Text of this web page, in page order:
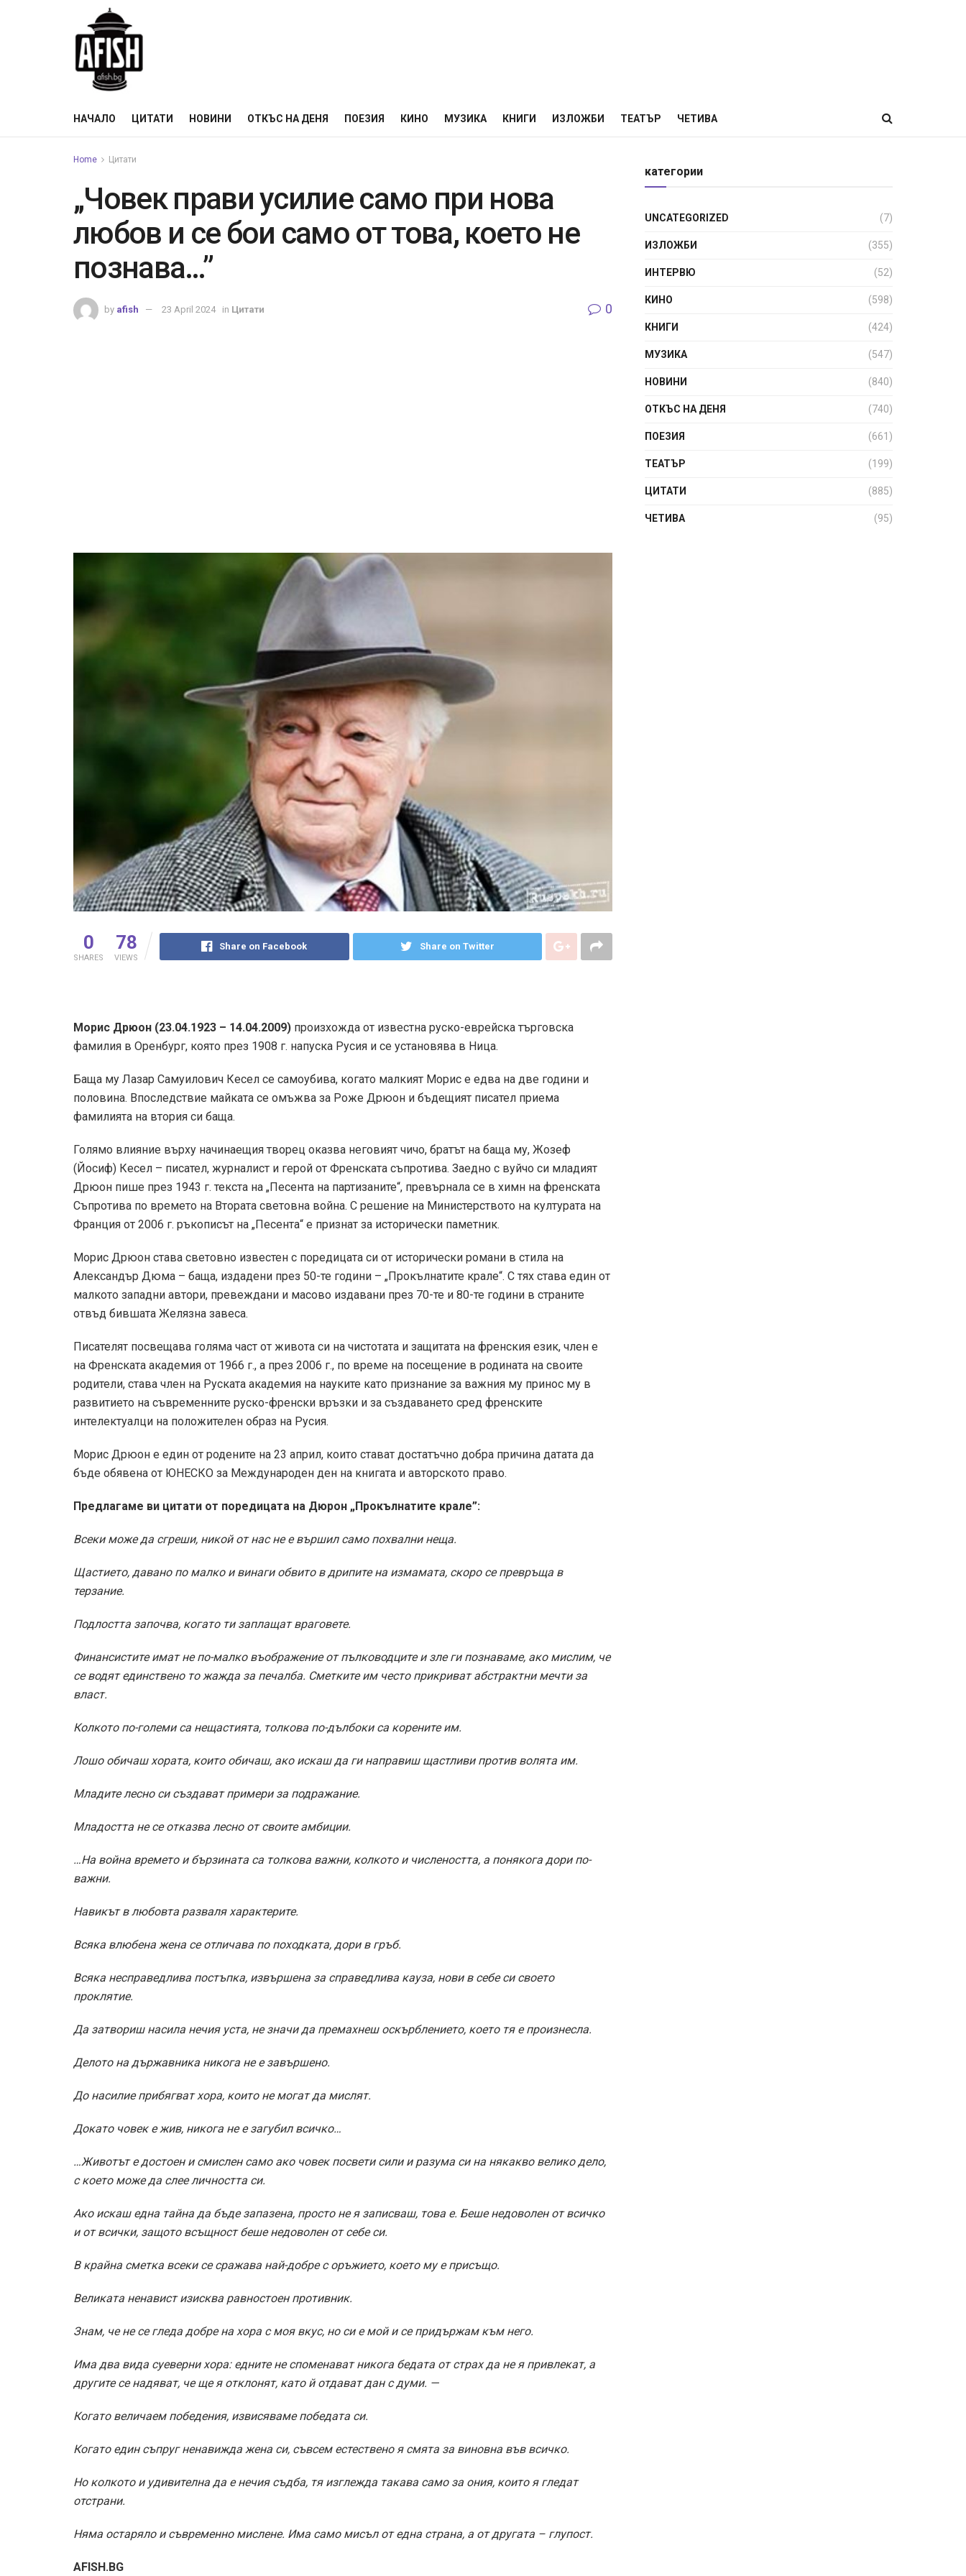
НАЧАЛО ЦИТАТИ НОВИНИ ОТКЪС НА ДЕНЯ ПОЕЗИЯ КИНО МУЗИКА КНИГИ ИЗЛОЖБИ ТЕАТЪР ЧЕТИВА
Home Цитати
„Човек прави усилие само при нова
любов и се бои само от това, което не
познава…”
by afish 23 April 2024 in Цитати 0
0
SHARES
78
VIEWS
Share on Facebook Share on Twitter
Морис Дрюон (23.04.1923 – 14.04.2009) произхожда от известна руско-еврейска търговска
фамилия в Оренбург, която през 1908 г. напуска Русия и се установява в Ница.
Баща му Лазар Самуилович Кесел се самоубива, когато малкият Морис е едва на две години и
половина. Впоследствие майката се омъжва за Роже Дрюон и бъдещият писател приема
фамилията на втория си баща.
Голямо влияние върху начинаещия творец оказва неговият чичо, братът на баща му, Жозеф
(Йосиф) Кесел – писател, журналист и герой от Френската съпротива. Заедно с вуйчо си младият
Дрюон пише през 1943 г. текста на „Песента на партизаните“, превърнала се в химн на френската
Съпротива по времето на Втората световна война. С решение на Министерството на културата на
Франция от 2006 г. ръкописът на „Песента“ е признат за исторически паметник.
Морис Дрюон става световно известен с поредицата си от исторически романи в стила на
Александър Дюма – баща, издадени през 50-те години – „Прокълнатите крале“. С тях става един от
малкото западни автори, превеждани и масово издавани през 70-те и 80-те години в страните
отвъд бившата Желязна завеса.
Писателят посвещава голяма част от живота си на чистотата и защитата на френския език, член е
на Френската академия от 1966 г., а през 2006 г., по време на посещение в родината на своите
родители, става член на Руската академия на науките като признание за важния му принос му в
развитието на съвременните руско-френски връзки и за създаването сред френските
интелектуалци на положителен образ на Русия.
Морис Дрюон е един от родените на 23 април, които стават достатъчно добра причина датата да
бъде обявена от ЮНЕСКО за Международен ден на книгата и авторското право.
Предлагаме ви цитати от поредицата на Дюрон „Прокълнатите крале”:
Всеки може да сгреши, никой от нас не е вършил само похвални неща.
Щастието, давано по малко и винаги обвито в дрипите на измамата, скоро се превръща в
терзание.
Подлостта започва, когато ти заплащат враговете.
Финансистите имат не по-малко въображение от пълководците и зле ги познаваме, ако мислим, че
се водят единствено то жажда за печалба. Сметките им често прикриват абстрактни мечти за
власт.
Колкото по-големи са нещастията, толкова по-дълбоки са корените им.
Лошо обичаш хората, които обичаш, ако искаш да ги направиш щастливи против волята им.
Младите лесно си създават примери за подражание.
Младостта не се отказва лесно от своите амбиции.
…На война времето и бързината са толкова важни, колкото и числеността, а понякога дори по-
важни.
Навикът в любовта разваля характерите.
Всяка влюбена жена се отличава по походката, дори в гръб.
Всяка несправедлива постъпка, извършена за справедлива кауза, нови в себе си своето
проклятие.
Да затвориш насила нечия уста, не значи да премахнеш оскърблението, което тя е произнесла.
Делото на държавника никога не е завършено.
До насилие прибягват хора, които не могат да мислят.
Докато човек е жив, никога не е загубил всичко…
…Животът е достоен и смислен само ако човек посвети сили и разума си на някакво велико дело,
с което може да слее личността си.
Ако искаш една тайна да бъде запазена, просто не я записваш, това е. Беше недоволен от всичко
и от всички, защото всъщност беше недоволен от себе си.
В крайна сметка всеки се сражава най-добре с оръжието, което му е присъщо.
Великата ненавист изисква равностоен противник.
Знам, че не се гледа добре на хора с моя вкус, но си е мой и се придържам към него.
Има два вида суеверни хора: едните не споменават никога бедата от страх да не я привлекат, а
другите се надяват, че ще я отклонят, като й отдават дан с думи. —
Когато величаем победения, извисяваме победата си.
Когато един съпруг ненавижда жена си, съвсем естествено я смята за виновна във всичко.
Но колкото и удивителна да е нечия съдба, тя изглежда такава само за ония, които я гледат
отстрани.
Няма остаряло и съвременно мислене. Има само мисъл от една страна, а от другата – глупост.
AFISH.BG
категории
UNCATEGORIZED (7)
ИЗЛОЖБИ (355)
ИНТЕРВЮ (52)
КИНО (598)
КНИГИ (424)
МУЗИКА (547)
НОВИНИ (840)
ОТКЪС НА ДЕНЯ (740)
ПОЕЗИЯ (661)
ТЕАТЪР (199)
ЦИТАТИ (885)
ЧЕТИВА (95)